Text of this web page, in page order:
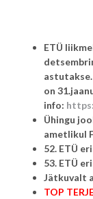
ETÜ
on
info:
Ühingu
ametlikul
52. ETÜ
53. ETÜ
Jätkuvalt
TOP